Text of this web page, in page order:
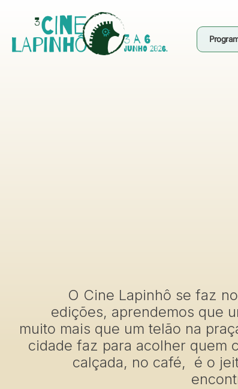
O Cine Lapinhô se faz
edições, aprendemos que
muito mais que um telão na
cidade faz para acolher quem
calçada, no café, é o